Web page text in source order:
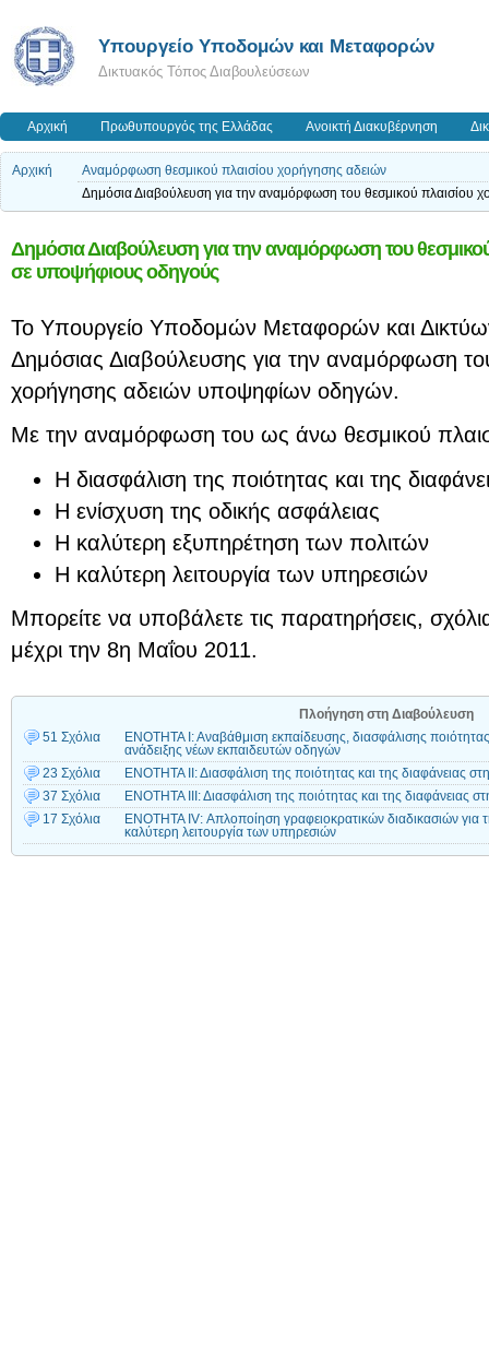
Υπουργείο Υποδομών και Μεταφορών
Δικτυακός Τόπος Διαβουλεύσεων
Αρχική Πρωθυπουργός της Ελλάδας Ανοικτή Διακυβέρνηση
Αρχική
Αναμόρφωση θεσμικού πλαισίου χορήγησης αδειών
Δημόσια Διαβούλευση για την αναμόρφωση του θεσμικού πλαισίου
Δημόσια Διαβούλευση για την αναμόρφωση του
σε υποψήφιους οδηγούς
Το Υπουργείο Υποδομών Μεταφορών και
Δημόσιας Διαβούλευσης για την αναμόρφωση
χορήγησης αδειών υποψηφίων οδηγών.
Με την αναμόρφωση του ως άνω θεσμικού
Η διασφάλιση της ποιότητας και της
Η ενίσχυση της οδικής ασφάλειας
Η καλύτερη εξυπηρέτηση των πολιτών
Η καλύτερη λειτουργία των υπηρεσιών
Μπορείτε να υποβάλετε τις παρατηρήσεις,
μέχρι την 8η Μαΐου 2011.
Πλοήγηση στη Διαβούλευση
51 Σχόλια
ΕΝΟΤΗΤΑ Ι: Αναβάθμιση εκπαίδευσης, διασφάλισης ποιότητας
ανάδειξης νέων εκπαιδευτών οδηγών
23 Σχόλια
ΕΝΟΤΗΤΑ ΙΙ: Διασφάλιση της ποιότητας και της διαφάνειας
37 Σχόλια
ΕΝΟΤΗΤΑ ΙΙΙ: Διασφάλιση της ποιότητας και της διαφάνειας
17 Σχόλια
ΕΝΟΤΗΤΑ ΙV: Απλοποίηση γραφειοκρατικών διαδικασιών για
καλύτερη λειτουργία των υπηρεσιών